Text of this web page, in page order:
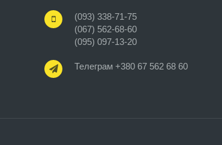
(093) 338-71-75
(067) 562-68-60
(095) 097-13-20
Телеграм +380 67 562 68 60